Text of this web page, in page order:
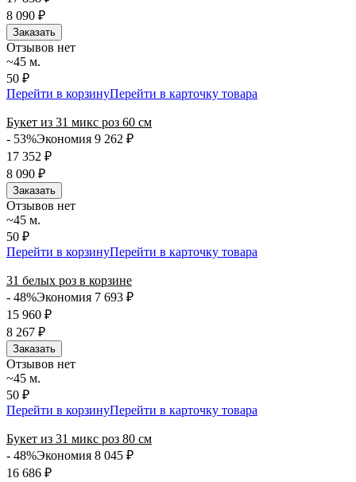
8 090 ₽
Заказать
Отзывов нет
~45 м.
50 ₽
Перейти в корзинуПерейти в карточку товара
Букет из 31 микс роз 60 см
- 53%Экономия 9 262 ₽
17 352 ₽
8 090 ₽
Заказать
Отзывов нет
~45 м.
50 ₽
Перейти в корзинуПерейти в карточку товара
31 белых роз в корзине
- 48%Экономия 7 693 ₽
15 960 ₽
8 267 ₽
Заказать
Отзывов нет
~45 м.
50 ₽
Перейти в корзинуПерейти в карточку товара
Букет из 31 микс роз 80 см
- 48%Экономия 8 045 ₽
16 686 ₽